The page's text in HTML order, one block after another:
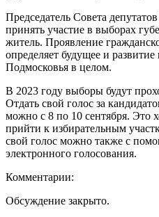
Председатель Совета
принять участие в выборах
житель. Проявление
определяет будущее и развитие
Подмосковья в целом.
В 2023 году выборы будут
Отдать свой голос за
можно с 8 по 10 сентября. Это
прийти к избирательным
свой голос можно также с
электронного голосования.
Комментарии:
Обсуждение закрыто.